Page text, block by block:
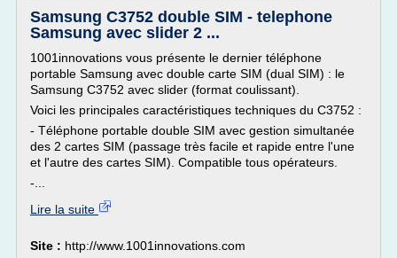
Samsung C3752 double SIM - telephone
Samsung avec slider 2 ...
1001innovations vous présente le dernier téléphone
portable Samsung avec double carte SIM (dual SIM) : le
Samsung C3752 avec slider (format coulissant).
Voici les principales caractéristiques techniques du C3752 :
- Téléphone portable double SIM avec gestion simultanée
des 2 cartes SIM (passage très facile et rapide entre l'une
et l'autre des cartes SIM). Compatible tous opérateurs.
-...
Lire la suite
Site : http://www.1001innovations.com